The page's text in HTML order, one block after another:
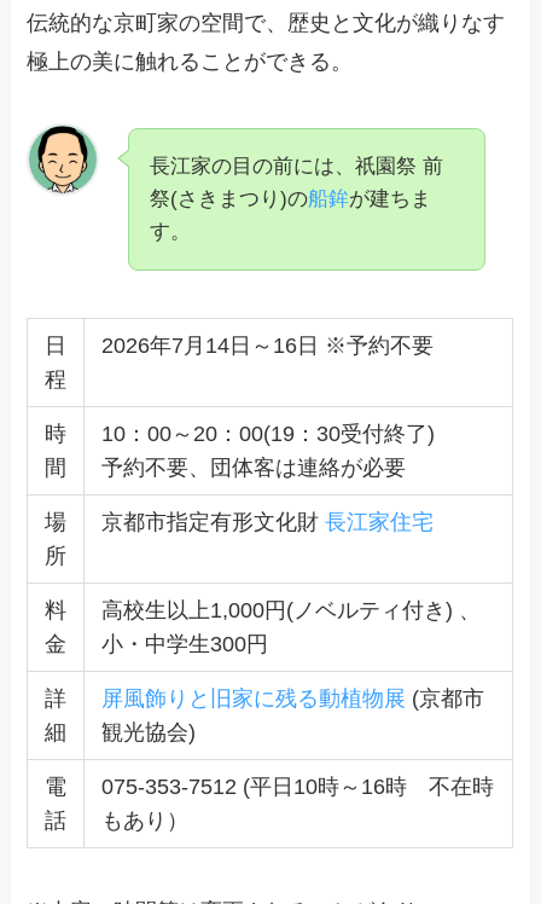
伝統的な京町家の空間で、歴史と文化が織りなす
極上の美に触れることができる。
長江家の目の前には、祇園祭 前
祭(さきまつり)の船鉾が建ちま
す。
日
程
2026年7月14日～16日 ※予約不要
時
間
10：00～20：00(19：30受付終了)
予約不要、団体客は連絡が必要
場
所
京都市指定有形文化財 長江家住宅
料
金
高校生以上1,000円(ノベルティ付き) 、
小・中学生300円
詳
細
屏風飾りと旧家に残る動植物展 (京都市
観光協会)
電
話
075-353-7512 (平日10時～16時 不在時
もあり）